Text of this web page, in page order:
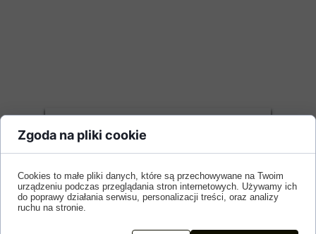
Śląska
Zgoda na pliki cookie
Cookies to małe pliki danych, które są przechowywane na Twoim
urządzeniu podczas przeglądania stron internetowych. Używamy ich
do poprawy działania serwisu, personalizacji treści, oraz analizy
ruchu na stronie.